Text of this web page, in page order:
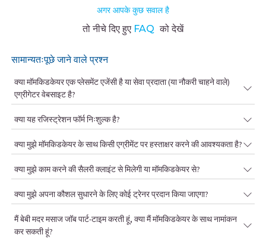
अगर आपके कुछ सवाल है
तो नीचे दिए हुए FAQ को देखें
सामान्यतःपूछे जाने वाले प्रश्न
क्या मॉमकिडकेयर एक प्लेसमेंट एजेंसी है या सेवा प्रदाता (या नौकरी चाहने वाले)
एग्रीगेटर वेबसाइट है?
क्या यह रजिस्ट्रेशन फॉर्म निःशुल्क है?
क्या मुझे मॉमकिडकेयर के साथ किसी एग्रीमेंट पर हस्ताक्षर करने की आवश्यकता है?
क्या मुझे काम करने की सैलरी क्लाइंट से मिलेगी या मॉमकिडकेयर से?
क्या मुझे अपना कौशल सुधारने के लिए कोई ट्रेनर प्रदान किया जाएगा?
मैं बेबी मदर मसाज जॉब पार्ट-टाइम करती हूं, क्या मैं मॉमकिडकेयर के साथ नामांकन
कर सकती हूं?